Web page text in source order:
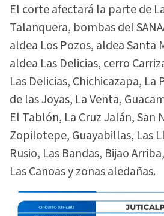
El corte afectará la parte de
Talanquera, bombas del
aldea Los Pozos, aldea Santa
aldea Las Delicias, cerro
Las Delicias, Chichicazapa, La
de las Joyas, La Venta,
El Tablón, La Cruz Jalán, San
Zopilotepe, Guayabillas, Las
Rusio, Las Bandas, Bijao
Las Canoas y zonas aledañas.